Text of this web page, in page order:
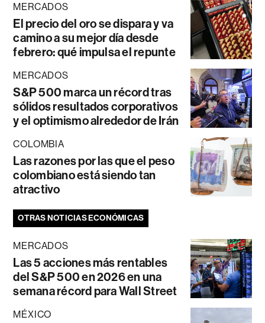
MERCADOS
El precio del oro se dispara y va
camino a su mejor día desde
febrero: qué impulsa el repunte
MERCADOS
S&P 500 marca un récord tras
sólidos resultados corporativos
y el optimismo alrededor de Irán
COLOMBIA
Las razones por las que el peso
colombiano está siendo tan
atractivo
OTRAS NOTICIAS ECONÓMICAS
MERCADOS
Las 5 acciones más rentables
del S&P 500 en 2026 en una
semana récord para Wall Street
MÉXICO